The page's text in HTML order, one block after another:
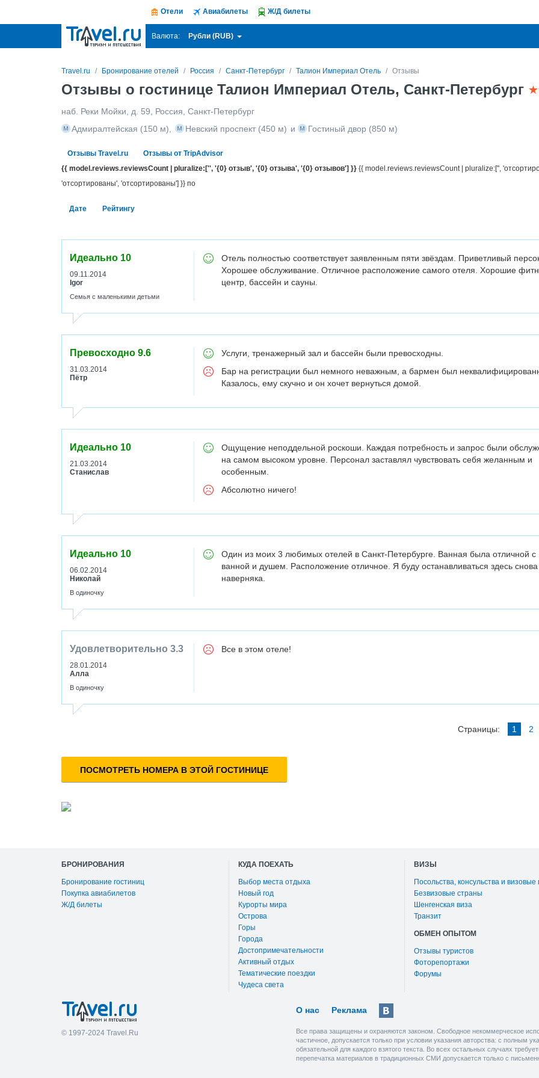
Отели Авиабилеты Ж/Д билеты
Валюта: Рубли (RUB)
Travel.ru Бронирование отелей Россия Санкт-Петербург Талион Империал Отель Отзывы
Отзывы о гостинице Талион Империал Отель, Санкт-Петербург
наб. Реки Мойки, д. 59 Россия Санкт-Петербург
Адмиралтейская (150 м) Невский проспект (450 м) и Гостиный двор (850 м)
Отзывы Travel.ru
Отзывы от TripAdvisor
{{ model.reviews.reviewsCount | pluralize:['', '{0} отзыв', '{0} отзыва', '{0} отзывов'] }} {{ model.reviews.reviewsCount | pluralize:['',
'отсортированы', 'отсортированы'] }} по
Дате Рейтингу
Идеально 10
09.11.2014
Igor
Семья с маленькими детьми
Отель полностью соответствует заявленным пяти звёздам. Приветливый
Хорошее обслуживание. Отличное расположение самого отеля. Хорошие
центр, бассейн и сауны.
Превосходно 9.6
31.03.2014
Пётр
Услуги, тренажерный зал и бассейн были превосходны.
Бар на регистрации был немного неважным, а бармен был
Казалось, ему скучно и он хочет вернуться домой.
Идеально 10
21.03.2014
Станислав
Ощущение неподдельной роскоши. Каждая потребность и запрос были
на самом высоком уровне. Персонал заставлял чувствовать себя желанным и
особенным.
Абсолютно ничего!
Идеально 10
06.02.2014
Николай
В одиночку
Один из моих 3 любимых отелей в Санкт-Петербурге. Ванная была отличной с
ванной и душем. Расположение отличное. Я буду останавливаться здесь снова
наверняка.
Удовлетворительно 3.3
28.01.2014
Алла
В одиночку
Все в этом отеле!
Страницы: 1 2
ПОСМОТРЕТЬ НОМЕРА В ЭТОЙ ГОСТИНИЦЕ
БРОНИРОВАНИЯ
Бронирование гостиниц
Покупка авиабилетов
Ж/Д билеты
КУДА ПОЕХАТЬ
Выбор места отдыха
Новый год
Курорты мира
Острова
Горы
Города
Достопримечательности
Активный отдых
Тематические поездки
Чудеса света
ВИЗЫ
Посольства, консульства и
Безвизовые страны
Шенгенская виза
Транзит
ОБМЕН ОПЫТОМ
Отзывы туристов
Фоторепортажи
Форумы
© 1997-2024 Travel.Ru
О нас Реклама
Все права защищены и охраняются законом. Свободное некоммерческое
частичное, допускается только при условии указания авторства: с полным
обязательной для каждого взятого текста. Во всех остальных случаях
перепечатка материалов в традиционных СМИ допускается только с